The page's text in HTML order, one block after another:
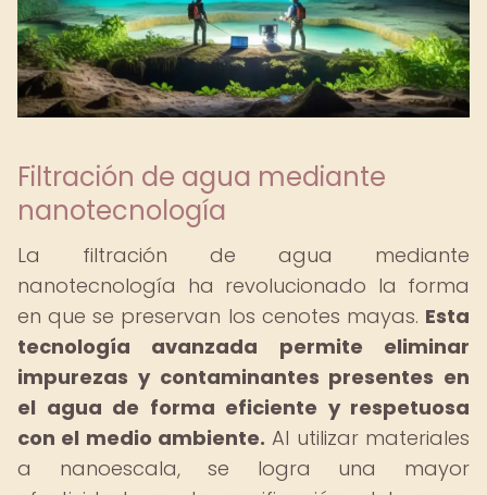
Filtración de agua mediante
nanotecnología
La filtración de agua mediante
nanotecnología ha revolucionado la forma
en que se preservan los cenotes mayas. Esta
tecnología avanzada permite eliminar
impurezas y contaminantes presentes en
el agua de forma eficiente y respetuosa
con el medio ambiente. Al utilizar materiales
a nanoescala, se logra una mayor